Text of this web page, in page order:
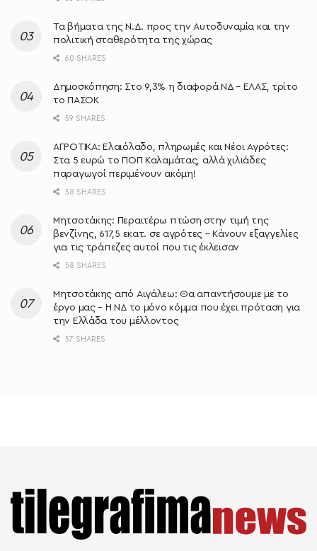
Τα βήματα της Ν.Δ. προς την Αυτοδυναμία και την
πολιτική σταθερότητα της χώρας
60 SHARES
Δημοσκόπηση: Στο 9,3% η διαφορά ΝΔ – ΕΛΑΣ, τρίτο
το ΠΑΣΟΚ
59 SHARES
ΑΓΡΟΤΙΚΑ: Ελαιόλαδο, πληρωμές και Νέοι Αγρότες:
Στα 5 ευρώ το ΠΟΠ Καλαμάτας, αλλά χιλιάδες
παραγωγοί περιμένουν ακόμη!
58 SHARES
Μητσοτάκης: Περαιτέρω πτώση στην τιμή της
βενζίνης, 617,5 εκατ. σε αγρότες – Κάνουν εξαγγελίες
για τις τράπεζες αυτοί που τις έκλεισαν
58 SHARES
Μητσοτάκης από Αιγάλεω: Θα απαντήσουμε με το
έργο μας – Η ΝΔ το μόνο κόμμα που έχει πρόταση για
την Ελλάδα του μέλλοντος
57 SHARES